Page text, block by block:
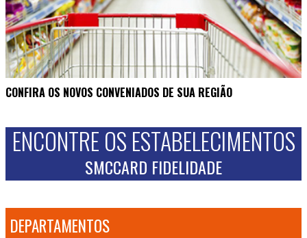
CONFIRA OS NOVOS CONVENIADOS DE SUA REGIÃO
ENCONTRE OS ESTABELECIMENTOS
SMCCARD FIDELIDADE
DEPARTAMENTOS